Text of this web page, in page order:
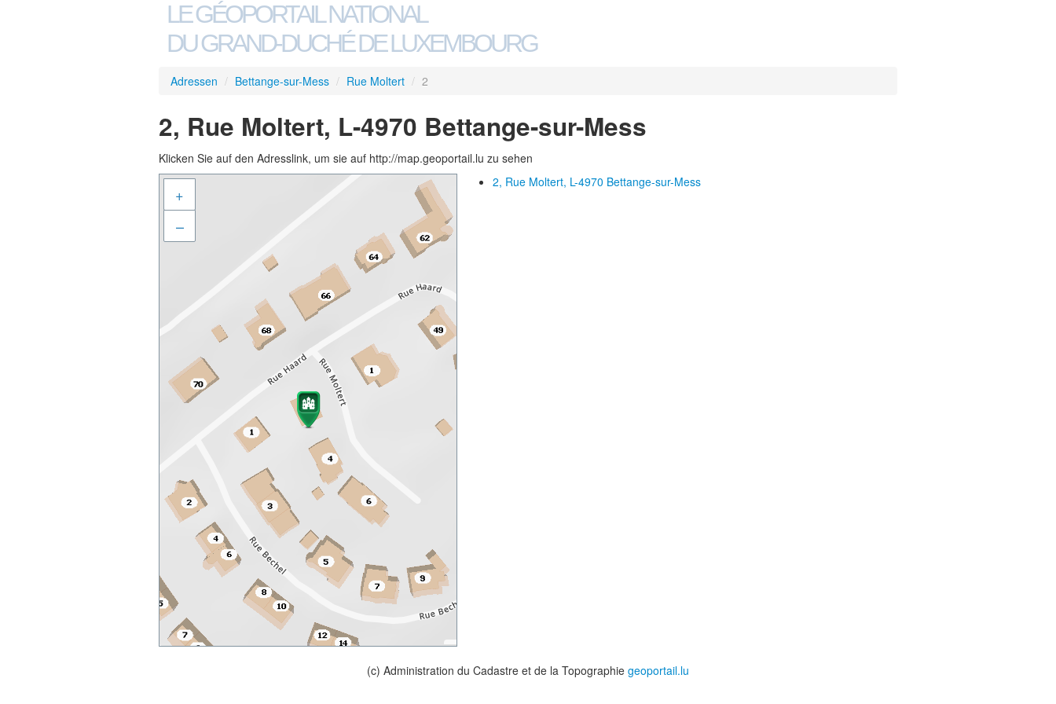
LE GÉOPORTAIL NATIONAL
DU GRAND-DUCHÉ DE LUXEMBOURG
Adressen / Bettange-sur-Mess / Rue Moltert / 2
2, Rue Moltert, L-4970 Bettange-sur-Mess
Klicken Sie auf den Adresslink, um sie auf http://map.geoportail.lu zu sehen
+
–
2, Rue Moltert, L-4970 Bettange-sur-Mess
(c) Administration du Cadastre et de la Topographie geoportail.lu